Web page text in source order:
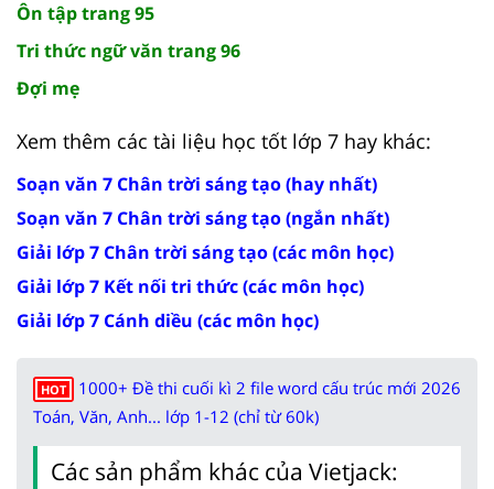
Ôn tập trang 95
Tri thức ngữ văn trang 96
Đợi mẹ
Xem thêm các tài liệu học tốt lớp 7 hay khác:
Soạn văn 7 Chân trời sáng tạo (hay nhất)
Soạn văn 7 Chân trời sáng tạo (ngắn nhất)
Giải lớp 7 Chân trời sáng tạo (các môn học)
Giải lớp 7 Kết nối tri thức (các môn học)
Giải lớp 7 Cánh diều (các môn học)
HOT
1000+ Đề thi cuối kì 2 file word cấu trúc mới 2026
Toán, Văn, Anh... lớp 1-12 (chỉ từ 60k)
Các sản phẩm khác của Vietjack: